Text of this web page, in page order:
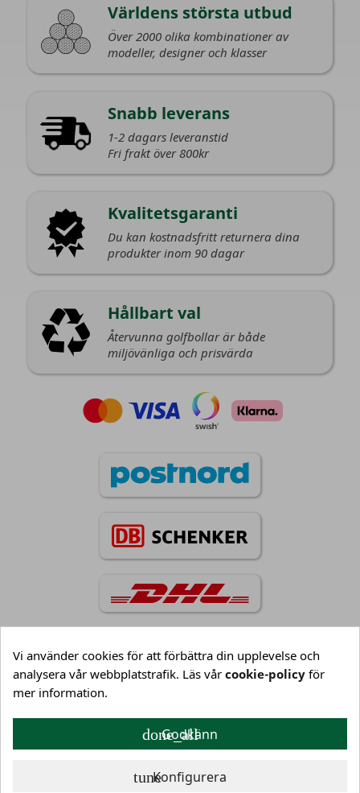
Världens största utbud
Över 2000 olika kombinationer av
modeller, designer och klasser
Snabb leverans
1-2 dagars leveranstid
Fri frakt över 800kr
Kvalitetsgaranti
Du kan kostnadsfritt returnera dina
produkter inom 90 dagar
Hållbart val
Återvunna golfbollar är både
miljövänliga och prisvärda
Information
Vi använder cookies för att förbättra din upplevelse och
analysera vår webbplatstrafik. Läs vår cookie-policy för
mer information.
done_all
Godkänn
tuneKonfigurera